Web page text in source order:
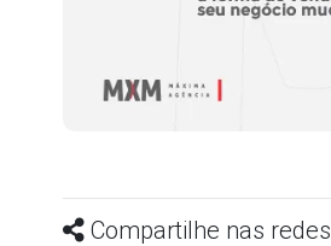
Compartilhe nas redes